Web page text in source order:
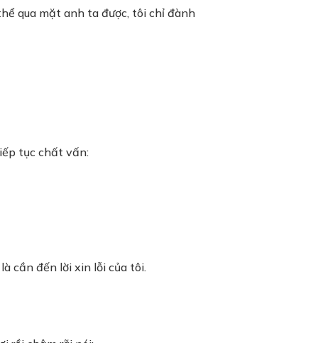
qua mặt anh ta được, tôi chỉ đành
tục chất vấn:
cần đến lời xin lỗi của tôi.